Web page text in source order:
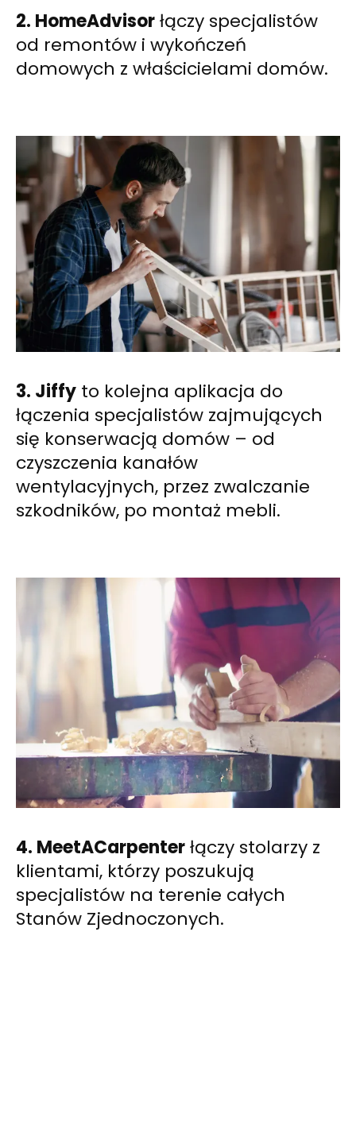
2. HomeAdvisorłączy specjalistów
od remontów i wykończeń
domowych z właścicielami domów.
3. Jiffy to kolejna aplikacja do
łączenia specjalistów zajmujących
się konserwacją domów – od
czyszczenia kanałów
wentylacyjnych, przez zwalczanie
szkodników, po montaż mebli.
4. MeetACarpenterłączy stolarzy z
klientami, którzy poszukują
specjalistów na terenie całych
Stanów Zjednoczonych.